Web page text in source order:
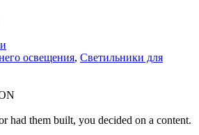
освещения, Светильники для
had them built, you decided on a content.